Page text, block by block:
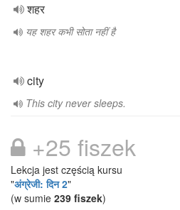
शहर
यह शहर कभी सोता नहीं है
city
This city never sleeps.
+25 fiszek
Lekcja jest częścią kursu
"अंग्रेजी: दिन 2"
(w sumie 239 fiszek)